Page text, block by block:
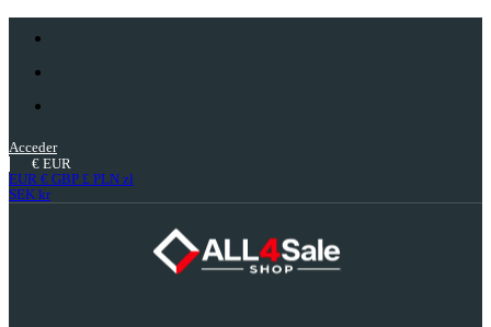
Acceder
€ EUR
EUR € GBP £ PLN zł
SEK kr